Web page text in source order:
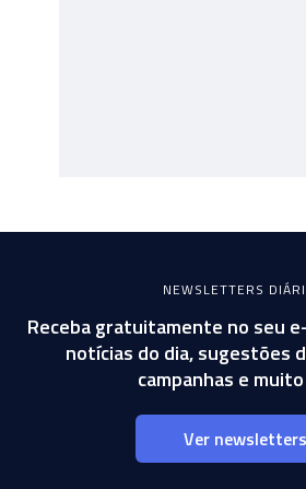
NEWSLETTERS
Receba gratuitamente no seu
notícias do dia, sugestões
campanhas e
Ver newsletters